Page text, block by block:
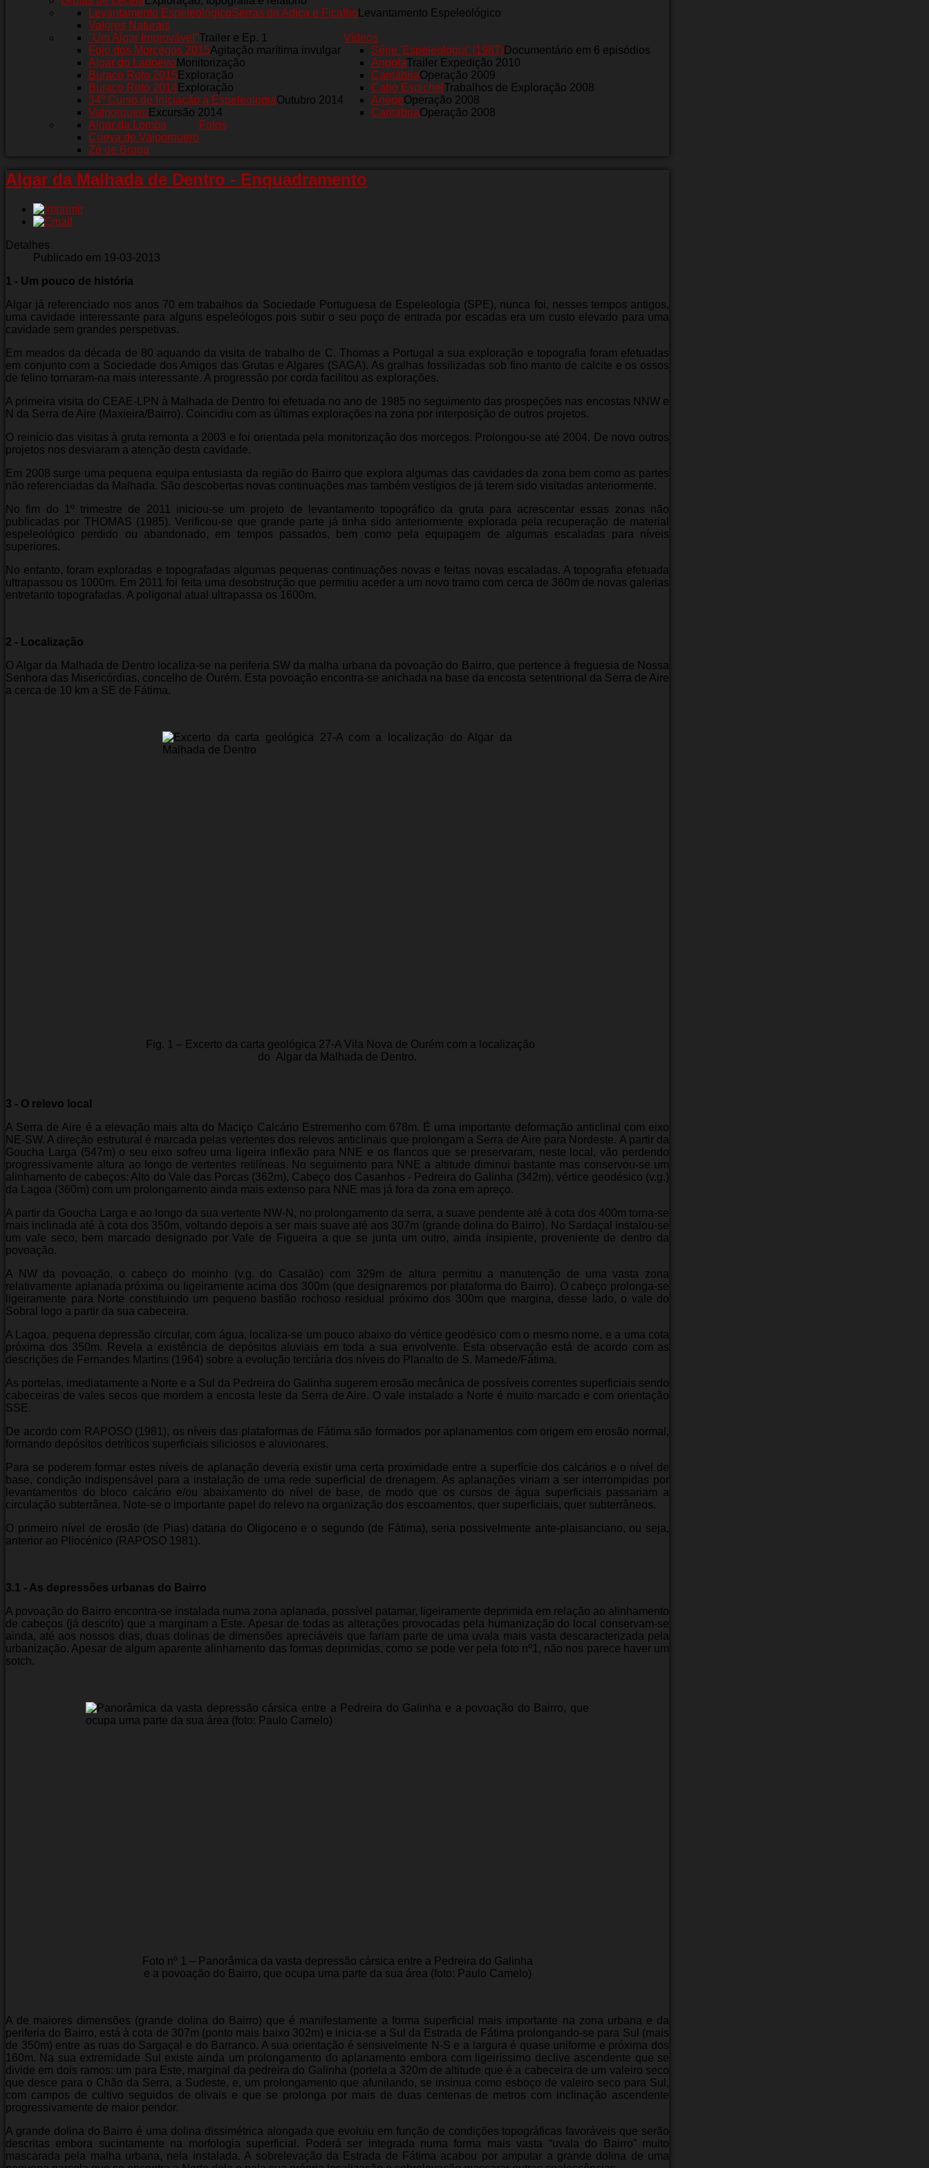
Serras da Adiça e Ficalho Levantamento Espeleológico
Levantamento Espeleológico
Valores Naturais
Vídeos
"Um Algar Improvável"Trailer e Ep. 1
Fojo dos Morcegos 2015Agitação marítima invulgar
Algar do LadoeiroMonitorização
Buraco Roto 2015 Exploração
Buraco Roto 2014Exploração
34º Curso de Iniciação à EspeleologiaOutubro 2014
ValporqueroExcursão 2014
Série 'Espeleologia' (1987)Documentário em 6 episódios
AngolaTrailer Expedição 2010
CantábriaOperação 2009
Cabo Espichel Trabalhos de Exploração 2008
AriègeOperação 2008
CantábriaOperação 2008
Fotos
Algar da Lomba
Cueva de Valporquero
Zé de Braga
Algar da Malhada de Dentro - Enquadramento
Detalhes
Publicado em 19-03-2013
1 - Um pouco de história
Algar já referenciado nos anos 70 em trabalhos da Sociedade Portuguesa de Espeleologia (SPE), nunca foi, nesses tempos antigos,
uma cavidade interessante para alguns espeleólogos pois subir o seu poço de entrada por escadas era um custo elevado para uma
cavidade sem grandes perspetivas.
Em meados da década de 80 aquando da visita de trabalho de C. Thomas a Portugal a sua exploração e topografia foram efetuadas
em conjunto com a Sociedade dos Amigos das Grutas e Algares (SAGA). As gralhas fossilizadas sob fino manto de calcite e os ossos
de felino tornaram-na mais interessante. A progressão por corda facilitou as explorações.
A primeira visita do CEAE-LPN à Malhada de Dentro foi efetuada no ano de 1985 no seguimento das prospeções nas encostas NNW e
N da Serra de Aire (Maxieira/Bairro). Coincidiu com as últimas explorações na zona por interposição de outros projetos.
O reinício das visitas à gruta remonta a 2003 e foi orientada pela monitorização dos morcegos. Prolongou-se até 2004. De novo outros
projetos nos desviaram a atenção desta cavidade.
Em 2008 surge uma pequena equipa entusiasta da região do Bairro que explora algumas das cavidades da zona bem como as partes
não referenciadas da Malhada. São descobertas novas continuações mas também vestígios de já terem sido visitadas anteriormente.
No fim do 1º trimestre de 2011 iniciou-se um projeto de levantamento topográfico da gruta para acrescentar essas zonas não
publicadas por THOMAS (1985). Verificou-se que grande parte já tinha sido anteriormente explorada pela recuperação de material
espeleológico perdido ou abandonado, em tempos passados, bem como pela equipagem de algumas escaladas para níveis
superiores.
No entanto, foram exploradas e topografadas algumas pequenas continuações novas e feitas novas escaladas. A topografia efetuada
ultrapassou os 1000m. Em 2011 foi feita uma desobstrução que permitiu aceder a um novo tramo com cerca de 360m de novas galerias
entretanto topografadas. A poligonal atual ultrapassa os 1600m.
2 - Localização
O Algar da Malhada de Dentro localiza-se na periferia SW da malha urbana da povoação do Bairro, que pertence à freguesia de Nossa
Senhora das Misericórdias, concelho de Ourém. Esta povoação encontra-se anichada na base da encosta setentrional da Serra de Aire
a cerca de 10 km a SE de Fátima.
Fig. 1 – Excerto da carta geológica 27-A Vila Nova de Ourém com a localização
do Algar da Malhada de Dentro.
3 - O relevo local
A Serra de Aire é a elevação mais alta do Maciço Calcário Estremenho com 678m. É uma importante deformação anticlinal com eixo
NE-SW. A direção estrutural é marcada pelas vertentes dos relevos anticlinais que prolongam a Serra de Aire para Nordeste. A partir da
Goucha Larga (547m) o seu eixo sofreu uma ligeira inflexão para NNE e os flancos que se preservaram, neste local, vão perdendo
progressivamente altura ao longo de vertentes retilíneas. No seguimento para NNE a altitude diminui bastante mas conservou-se um
alinhamento de cabeços: Alto do Vale das Porcas (362m), Cabeço dos Casanhos - Pedreira do Galinha (342m), vértice geodésico (v.g.)
da Lagoa (360m) com um prolongamento ainda mais extenso para NNE mas já fora da zona em apreço.
A partir da Goucha Larga e ao longo da sua vertente NW-N, no prolongamento da serra, a suave pendente até à cota dos 400m torna-se
mais inclinada até à cota dos 350m, voltando depois a ser mais suave até aos 307m (grande dolina do Bairro). No Sardaçal instalou-se
um vale seco, bem marcado designado por Vale de Figueira a que se junta um outro, ainda insipiente, proveniente de dentro da
povoação.
A NW da povoação, o cabeço do moinho (v.g. do Casalão) com 329m de altura permitiu a manutenção de uma vasta zona
relativamente aplanada próxima ou ligeiramente acima dos 300m (que designaremos por plataforma do Bairro). O cabeço prolonga-se
ligeiramente para Norte constituindo um pequeno bastião rochoso residual próximo dos 300m que margina, desse lado, o vale do
Sobral logo a partir da sua cabeceira.
A Lagoa, pequena depressão circular, com água, localiza-se um pouco abaixo do vértice geodésico com o mesmo nome, e a uma cota
próxima dos 350m. Revela a existência de depósitos aluviais em toda a sua envolvente. Esta observação está de acordo com as
descrições de Fernandes Martins (1964) sobre a evolução terciária dos níveis do Planalto de S. Mamede/Fátima.
As portelas, imediatamente a Norte e a Sul da Pedreira do Galinha sugerem erosão mecânica de possíveis correntes superficiais sendo
cabeceiras de vales secos que mordem a encosta leste da Serra de Aire. O vale instalado a Norte é muito marcado e com orientação
SSE.
De acordo com RAPOSO (1981), os níveis das plataformas de Fátima são formados por aplanamentos com origem em erosão normal,
formando depósitos detríticos superficiais siliciosos e aluvionares.
Para se poderem formar estes níveis de aplanação deveria existir uma certa proximidade entre a superfície dos calcários e o nível de
base, condição indispensável para a instalação de uma rede superficial de drenagem. As aplanações viriam a ser interrompidas por
levantamentos do bloco calcário e/ou abaixamento do nível de base, de modo que os cursos de água superficiais passariam a
circulação subterrânea. Note-se o importante papel do relevo na organização dos escoamentos, quer superficiais, quer subterrâneos.
O primeiro nível de erosão (de Pias) dataria do Oligoceno e o segundo (de Fátima), seria possivelmente ante-plaisanciano, ou seja,
anterior ao Pliocénico (RAPOSO 1981).
3.1 - As depressões urbanas do Bairro
A povoação do Bairro encontra-se instalada numa zona aplanada, possível patamar, ligeiramente deprimida em relação ao alinhamento
de cabeços (já descrito) que a marginam a Este. Apesar de todas as alterações provocadas pela humanização do local conservam-se
ainda, até aos nossos dias, duas dolinas de dimensões apreciáveis que fariam parte de uma uvala mais vasta descaracterizada pela
urbanização. Apesar de algum aparente alinhamento das formas deprimidas, como se pode ver pela foto nº1, não nos parece haver um
sotch.
Foto nº 1 – Panorâmica da vasta depressão cársica entre a Pedreira do Galinha
e a povoação do Bairro, que ocupa uma parte da sua área (foto: Paulo Camelo)
A de maiores dimensões (grande dolina do Bairro) que é manifestamente a forma superficial mais importante na zona urbana e da
periferia do Bairro, está à cota de 307m (ponto mais baixo 302m) e inicia-se a Sul da Estrada de Fátima prolongando-se para Sul (mais
de 350m) entre as ruas do Sargaçal e do Barranco. A sua orientação é sensivelmente N-S e a largura é quase uniforme e próxima dos
160m. Na sua extremidade Sul existe ainda um prolongamento do aplanamento embora com ligeiríssimo declive ascendente que se
divide em dois ramos: um para Este, marginal da pedreira do Galinha (portela a 320m de altitude que é a cabeceira de um valeiro seco
que desce para o Chão da Serra, a Sudeste, e, um prolongamento que afunilando, se insinua como esboço de valeiro seco para Sul,
com campos de cultivo seguidos de olivais e que se prolonga por mais de duas centenas de metros com inclinação ascendente
progressivamente de maior pendor.
A grande dolina do Bairro é uma dolina dissimétrica alongada que evoluiu em função de condições topográficas favoráveis que serão
descritas embora sucintamente na morfologia superficial. Poderá ser integrada numa forma mais vasta “uvala do Bairro” muito
mascarada pela malha urbana, nela instalada. A sobrelevação da Estrada de Fátima acabou por amputar a grande dolina de uma